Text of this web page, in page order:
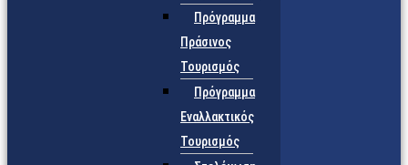
Πρόγραμμα
Πράσινος
Τουρισμός
Πρόγραμμα
Εναλλακτικός
Τουρισμός